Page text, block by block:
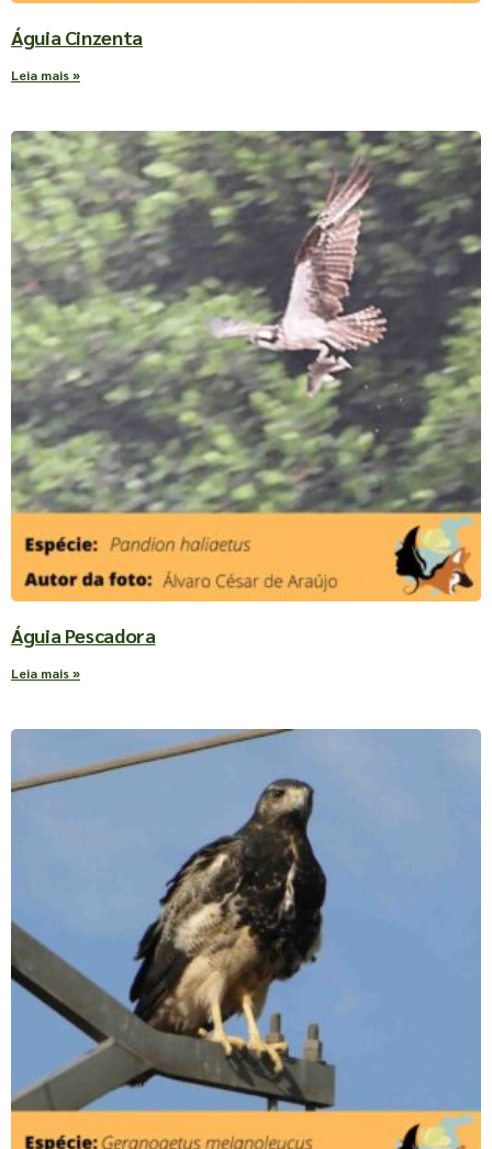
Águia Cinzenta
Leia mais »
Águia Pescadora
Leia mais »